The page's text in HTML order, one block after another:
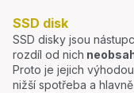
SSD disk
SSD disky jsou
rozdíl od nich
Proto je jejich výhodou
nižší spotřeba a hlavně